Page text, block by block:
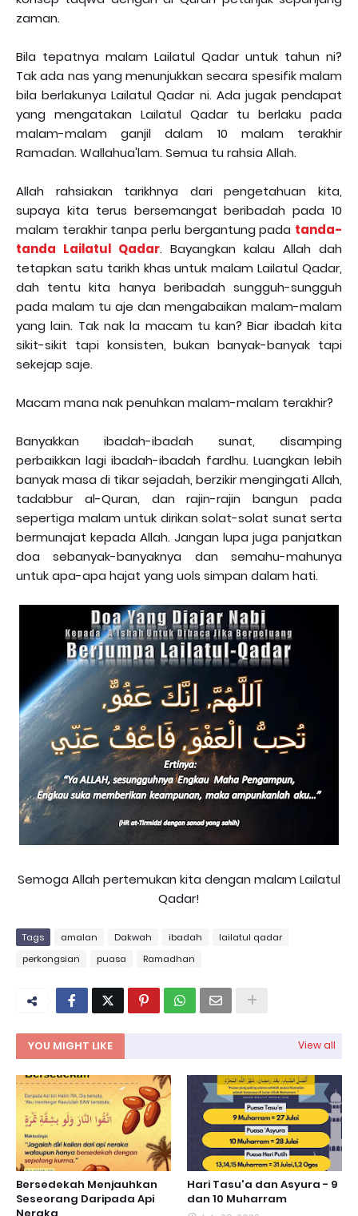
zaman.
Bila tepatnya malam Lailatul Qadar untuk tahun ni?
Tak ada nas yang menunjukkan secara spesifik malam
bila berlakunya Lailatul Qadar ni. Ada jugak pendapat
yang mengatakan Lailatul Qadar tu berlaku pada
malam-malam ganjil dalam 10 malam terakhir
Ramadan. Wallahua'lam. Semua tu rahsia Allah.
Allah rahsiakan tarikhnya dari pengetahuan kita,
supaya kita terus bersemangat beribadah pada 10
malam terakhir tanpa perlu bergantung pada tanda-
tanda Lailatul Qadar. Bayangkan kalau Allah dah
tetapkan satu tarikh khas untuk malam Lailatul Qadar,
dah tentu kita hanya beribadah sungguh-sungguh
pada malam tu aje dan mengabaikan malam-malam
yang lain. Tak nak la macam tu kan? Biar ibadah kita
sikit-sikit tapi konsisten, bukan banyak-banyak tapi
sekejap saje.
Macam mana nak penuhkan malam-malam terakhir?
Banyakkan ibadah-ibadah sunat, disamping
perbaikkan lagi ibadah-ibadah fardhu. Luangkan lebih
banyak masa di tikar sejadah, berzikir mengingati Allah,
tadabbur al-Quran, dan rajin-rajin bangun pada
sepertiga malam untuk dirikan solat-solat sunat serta
bermunajat kepada Allah. Jangan lupa juga panjatkan
doa sebanyak-banyaknya dan semahu-mahunya
untuk apa-apa hajat yang uols simpan dalam hati.
Semoga Allah pertemukan kita dengan malam Lailatul
Qadar!
Tags amalan Dakwah ibadah
lailatul qadar
perkongsian
puasa Ramadhan
YOU MIGHT LIKE View all
Bersedekah Menjauhkan
Seseorang Daripada Api
Hari Tasu'a dan Asyura - 9
dan 10 Muharram